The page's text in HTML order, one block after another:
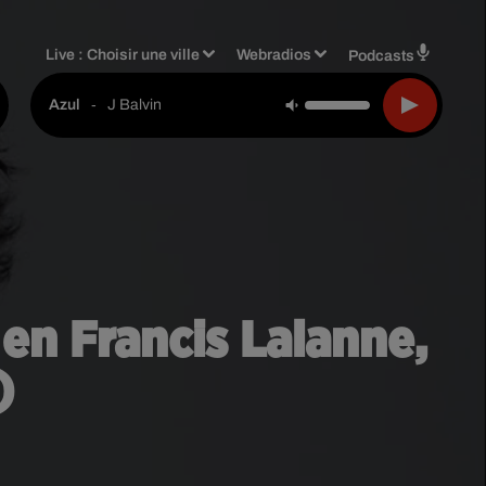
Live :Choisir une ville Webradios Podcasts
Azul - J Balvin
Francis Lalanne,